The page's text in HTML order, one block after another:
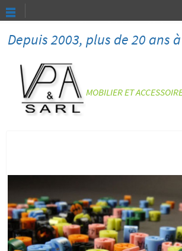
Depuis 2003, plus de 20 ans
MOBILIER ET